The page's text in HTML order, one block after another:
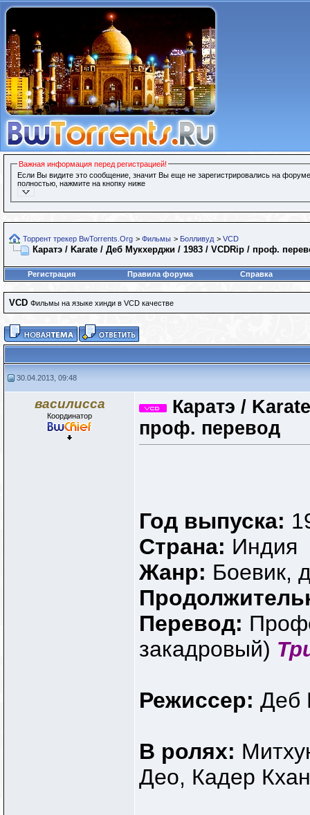
Важная информация перед регистрацией!
Если Вы видите это сообщение, значит Вы еще не зарегистрировались на
полностью, нажмите на кнопку ниже
Торрент трекер BwTorrents.Org > Фильмы > Болливуд > VCD
Каратэ / Karate / Деб Мукхерджи / 1983 / VCDRip / проф.
Регистрация Правила форума Справка
VCD Фильмы на языке хинди в VCD качестве
30.04.2013, 09:48
василисса
Координатор
Каратэ /
проф. перевод
Год выпуска:
Страна: Индия
Жанр: Боевик,
Перевод:
закадровый)
Режиссер: Деб
В ролях:
Део, Кадер